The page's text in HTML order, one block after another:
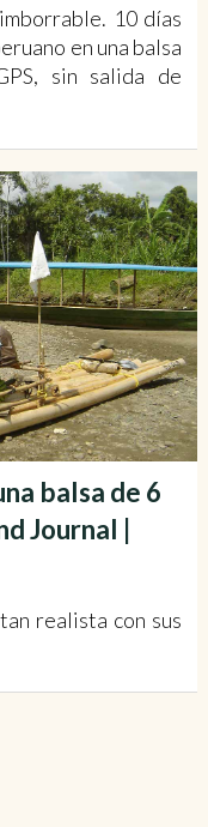
10 días
en una balsa
sin salida de
balsa de 6
Journal |
realista con sus